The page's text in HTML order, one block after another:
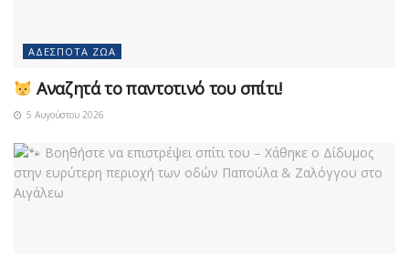
ΑΔΈΣΠΟΤΑ ΖΏΑ
Αναζητά το παντοτινό του σπίτι!
5 Αυγούστου 2026